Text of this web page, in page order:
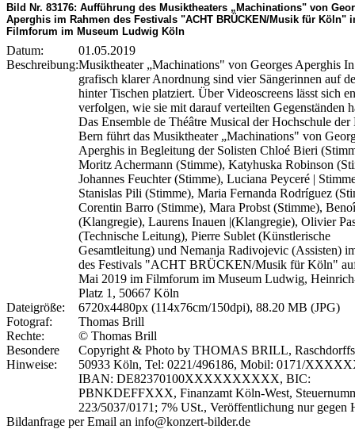
Bild Nr. 83176: Aufführung des Musiktheaters „Machinations" von
Aperghis im Rahmen des Festivals "ACHT BRÜCKEN/Musik für Köln"
Filmforum im Museum Ludwig Köln
Datum:
01.05.2019
Beschreibung:Musiktheater „Machinations" von Georges Aperghis
grafisch klarer Anordnung sind vier Sängerinnen auf
hinter Tischen platziert. Über Videoscreens lässt sich
verfolgen, wie sie mit darauf verteilten Gegenständen
Das Ensemble de Théâtre Musical der Hochschule der
Bern führt das Musiktheater „Machinations" von
Aperghis in Begleitung der Solisten Chloé Bieri
Moritz Achermann (Stimme), Katyhuska Robinson
Johannes Feuchter (Stimme), Luciana Peyceré |
Stanislas Pili (Stimme), Maria Fernanda Rodríguez
Corentin Barro (Stimme), Mara Probst (Stimme),
(Klangregie), Laurens Inauen |(Klangregie), Olivier
(Technische Leitung), Pierre Sublet (Künstlerische
Gesamtleitung) und Nemanja Radivojevic (Assisten)
des Festivals "ACHT BRÜCKEN/Musik für Köln"
Mai 2019 im Filmforum im Museum Ludwig,
Platz 1, 50667 Köln
Dateigröße:
6720x4480px (114x76cm/150dpi), 88.20 MB (JPG)
Fotograf:
Thomas Brill
Rechte:
© Thomas Brill
Besondere
Hinweise:
Copyright & Photo by THOMAS BRILL,
50933 Köln, Tel: 0221/496186, Mobil: 0171/
IBAN: DE82370100XXXXXXXXXX, BIC:
PBNKDEFFXXX, Finanzamt Köln-West,
223/5037/0171; 7% USt., Veröffentlichung nur gegen
Bildanfrage per Email an info@konzert-bilder.de